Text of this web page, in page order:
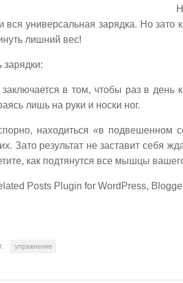
вся универсальная зарядка. Но
лишний вес!
зарядки:
в том, чтобы раз в день
лишь на руки и носки ног.
находиться «в подвешенном
Зато результат не заставит себя
как подтянутся все мышцы
упражнение